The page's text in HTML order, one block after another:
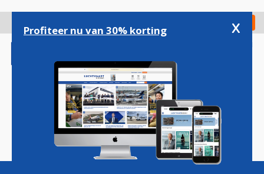
gaan
Check in
Magazine Podcasts Vacatures
Profiteer nu van 30% korting x